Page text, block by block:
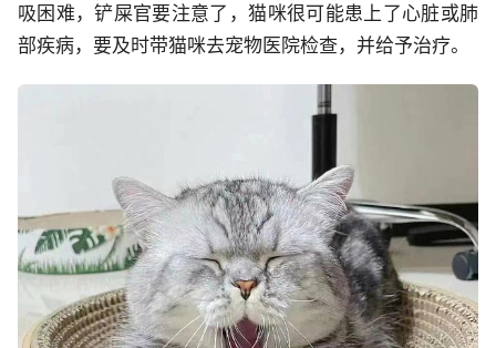
吸困难，铲屎官要注意了，猫咪很可能患上了心脏或肺
部疾病，要及时带猫咪去宠物医院检查，并给予治疗。